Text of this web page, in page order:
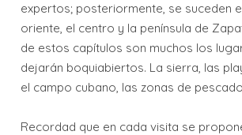
expertos; posteriormente, se suceden
oriente, el centro y la península de
de estos capítulos son muchos los
dejarán boquiabiertos. La sierra, las
el campo cubano, las zonas de
Recordad que en cada visita se